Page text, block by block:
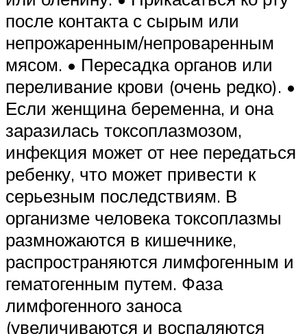
после контакта с сырым или
непрожаренным/непроваренным
мясом. • Пересадка органов или
переливание крови (очень редко). •
Если женщина беременна, и она
заразилась токсоплазмозом,
инфекция может от нее передаться
ребенку, что может привести к
серьезным последствиям. В
организме человека токсоплазмы
размножаются в кишечнике,
распространяются лимфогенным и
гематогенным путем. Фаза
лимфогенного заноса
(увеличиваются и воспаляются